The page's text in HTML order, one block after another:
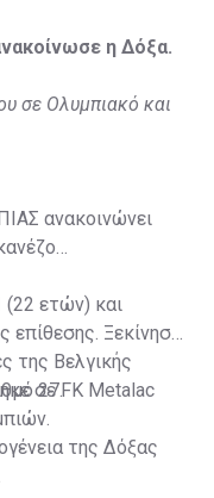
η Δόξα.
σε Ολυμπιακό και
ανακοινώνει
(22 ετών) και
επίθεσης. Ξεκίνησε
της Βελγικής
σε FK Metalac
27.
της Δόξας